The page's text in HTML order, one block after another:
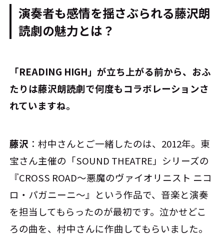
演奏者も感情を揺さぶられる藤沢朗
読劇の魅力とは？
――「READING HIGH」が立ち上がる前から、おふ
たりは藤沢朗読劇で何度もコラボレーションさ
れていますね。
藤沢 ：村中さんとご一緒したのは、2012年。東
宝さん主催の「SOUND THEATRE」シリーズの
『CROSS ROAD～悪魔のヴァイオリニスト ニコ
ロ・パガニーニ～』という作品で、音楽と演奏
を担当してもらったのが最初です。泣かせどこ
ろの曲を、村中さんに作曲してもらいました。